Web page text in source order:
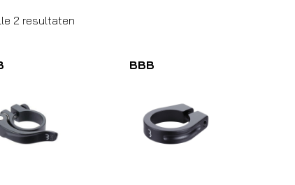
2 resultaten
populariteitBBB